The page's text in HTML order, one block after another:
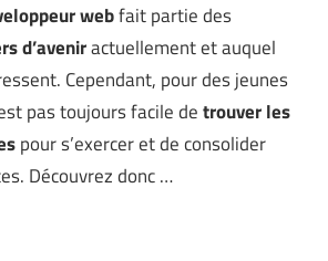
webfait partie des
d’aveniractuellement et auquel
Cependant, pour des jeunes
pas toujours facile detrouver les
pour s’exercer et de consolider
Découvrez donc …